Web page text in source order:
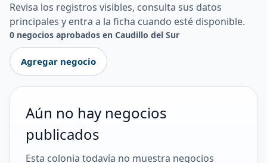
Revisa los registros visibles, consulta sus datos
principales y entra a la ficha cuando esté disponible.
0 negocios aprobados en Caudillo del Sur
Agregar negocio
Aún no hay negocios
publicados
Esta colonia todavía no muestra negocios